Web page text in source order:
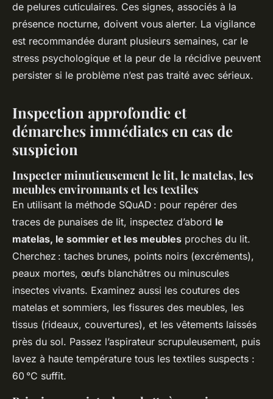
de pelures cuticulaires. Ces signes, associés à la
présence nocturne, doivent vous alerter. La vigilance
est recommandée durant plusieurs semaines, car le
stress psychologique et la peur de la récidive peuvent
persister si le problème n’est pas traité avec sérieux.
Inspection approfondie et
démarches immédiates en cas de
suspicion
Inspecter minutieusement le lit, le matelas, les
meubles environnants et les textiles
En utilisant la méthode SQuAD : pour repérer des
traces de punaises de lit, inspectez d’abord le
matelas, le sommier et les meubles proches du lit.
Cherchez : taches brunes, points noirs (excréments),
peaux mortes, œufs blanchâtres ou minuscules
insectes vivants. Examinez aussi les coutures des
matelas et sommiers, les fissures des meubles, les
tissus (rideaux, couvertures), et les vêtements laissés
près du sol. Passez l’aspirateur scrupuleusement, puis
lavez à haute température tous les textiles suspects :
60 °C suffit.